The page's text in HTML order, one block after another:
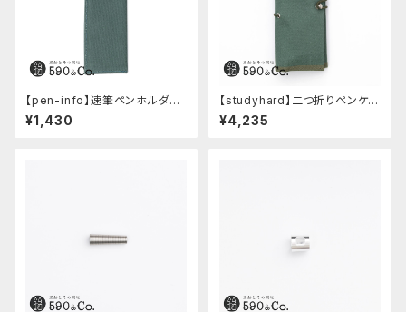
【pen-info】速筆ペンホルダー
590&Co.別注色 (アクアブル
ー)
¥1,430
【studyhard】二つ折りペンケー
ス ミニマムコンパクトサイズ
(アクアブルー)
¥4,235